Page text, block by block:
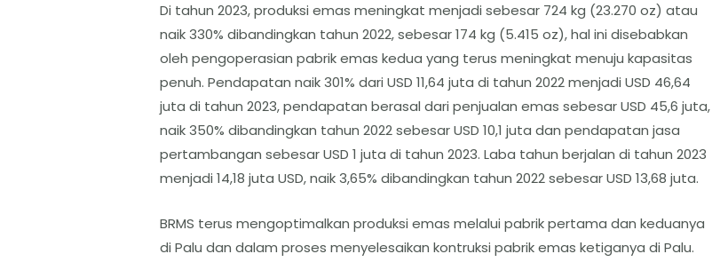
Di tahun 2023, produksi emas meningkat menjadi sebesar 724 kg (23.270 oz) atau
naik 330% dibandingkan tahun 2022, sebesar 174 kg (5.415 oz), hal ini disebabkan
oleh pengoperasian pabrik emas kedua yang terus meningkat menuju kapasitas
penuh. Pendapatan naik 301% dari USD 11,64 juta di tahun 2022 menjadi USD 46,64
juta di tahun 2023, pendapatan berasal dari penjualan emas sebesar USD 45,6 juta,
naik 350% dibandingkan tahun 2022 sebesar USD 10,1 juta dan pendapatan jasa
pertambangan sebesar USD 1 juta di tahun 2023. Laba tahun berjalan di tahun 2023
menjadi 14,18 juta USD, naik 3,65% dibandingkan tahun 2022 sebesar USD 13,68 juta.
BRMS terus mengoptimalkan produksi emas melalui pabrik pertama dan keduanya
di Palu dan dalam proses menyelesaikan kontruksi pabrik emas ketiganya di Palu.